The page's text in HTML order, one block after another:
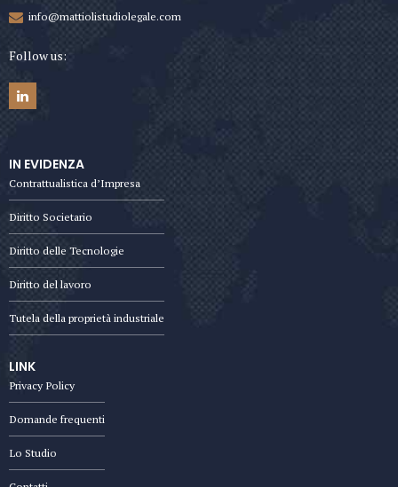
info@mattiolistudiolegale.com
Follow us:
IN EVIDENZA
Contrattualistica d’Impresa
Diritto Societario
Diritto delle Tecnologie
Diritto del lavoro
Tutela della proprietà industriale
LINK
Privacy Policy
Domande frequenti
Lo Studio